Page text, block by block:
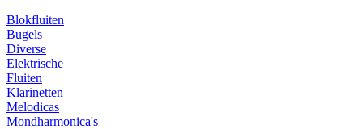
Blokfluiten
Bugels
Diverse
Elektrische
Fluiten
Klarinetten
Melodicas
Mondharmonica's